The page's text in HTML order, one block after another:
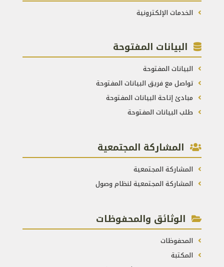
الخدمات الإلكترونية
البيانات المفتوحة
البيانات المفتوحة
تواصل مع فريق البيانات المفتوحة
مبادئ إتاحة البيانات المفتوحة
طلب البيانات المفتوحة
المشاركة المجتمعية
المشاركة المجتمعية
المشاركة المجتمعية لنظام وصول
الوثائق والمحفوظات
المحفوظات
المكتبة